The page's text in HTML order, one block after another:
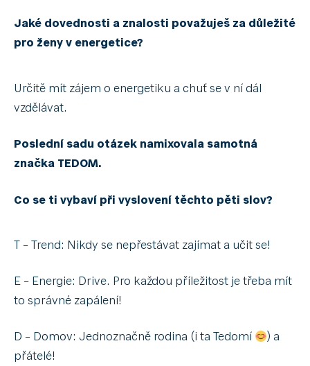
Jaké dovednosti a znalosti považuješ za důležité
pro ženy v energetice?
Určitě mít zájem o energetiku a chuť se v ní dál
vzdělávat.
Poslední sadu otázek namixovala samotná
značka TEDOM.
Co se ti vybaví při vyslovení těchto pěti slov?
T – Trend: Nikdy se nepřestávat zajímat a učit se!
E – Energie: Drive. Pro každou příležitost je třeba mít
to správné zapálení!
D – Domov: Jednoznačně rodina (i ta Tedomí
) a
přátelé!